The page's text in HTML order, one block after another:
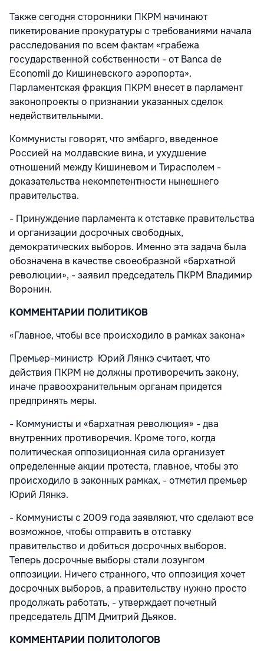
Также сегодня сторонники ПКРМ начинают
пикетирование прокуратуры с требованиями начала
расследования по всем фактам «грабежа
государственной собственности - от Banca de
Economii до Кишиневского аэропорта».
Парламентская фракция ПКРМ внесет в парламент
законопроекты о признании указанных сделок
недействительными.
Коммунисты говорят, что эмбарго, введенное
Россией на молдавские вина, и ухудшение
отношений между Кишиневом и Тирасполем -
доказательства некомпетентности нынешнего
правительства.
- Принуждение парламента к отставке правительства
и организации досрочных свободных,
демократических выборов. Именно эта задача была
обозначена в качестве свое­образной «бархатной
революции», - заявил председатель ПКРМ Владимир
Воронин.
КОММЕНТАРИИ ПОЛИТИКОВ
«Главное, чтобы все происходило в рамках закона»
Премьер-министр Юрий Лянкэ считает, что
действия ПКРМ не должны противоречить закону,
иначе правоохранительным органам придется
предпринять меры.
- Коммунисты и «бархатная революция» - два
внутренних противоречия. Кроме того, когда
политическая оппозиционная сила организует
определенные акции протеста, главное, чтобы это
происходило в законных рамках, - отметил премьер
Юрий Лянкэ.
- Коммунисты с 2009 года заявляют, что сделают все
возможное, чтобы отправить в отставку
правительство и добиться досрочных выборов.
Теперь досрочные выборы стали лозунгом
оппозиции. Ничего странного, что оппозиция хочет
досрочных выборов, а правительству нужно просто
продолжать работать, - утверждает почетный
председатель ДПМ Дмит­рий Дьяков.
КОММЕНТАРИИ ПОЛИТОЛОГОВ